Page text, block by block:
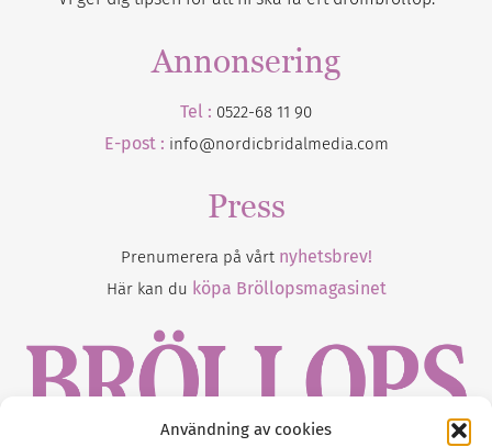
Användning av cookies
Annonsering
Tel : 0522-68 11 90
E-post : info@nordicbridalmedia.com
Press
Prenumerera på vårt nyhetsbrev!
Här kan du köpa Bröllopsmagasinet